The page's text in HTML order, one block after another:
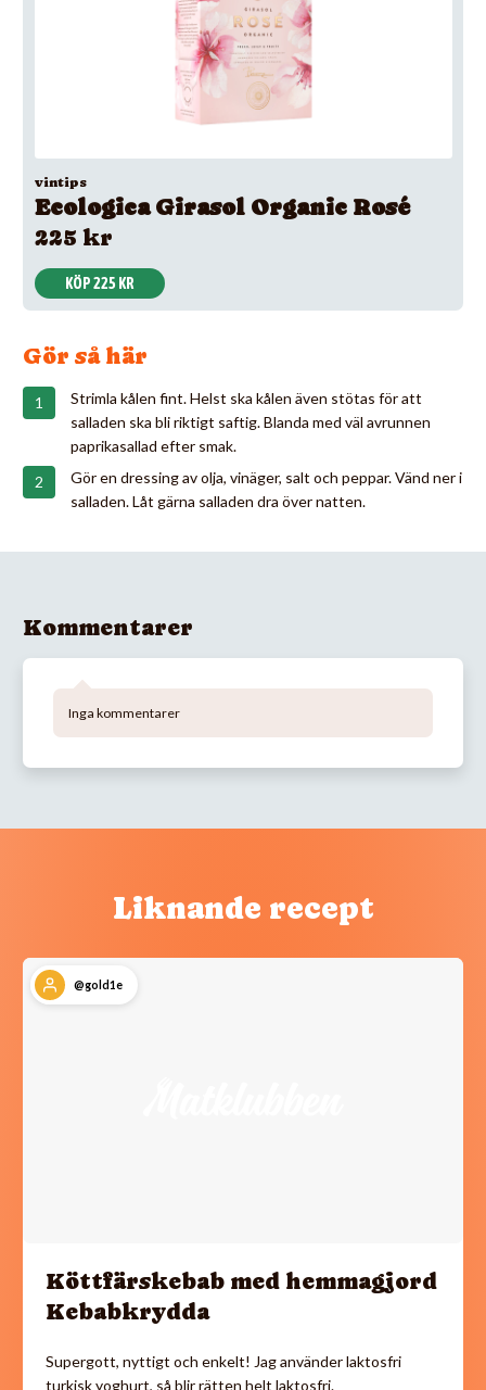
vintips
Ecologica Girasol Organic Rosé
225 kr
KÖP 225 KR
Gör så här
Strimla kålen fint. Helst ska kålen även stötas för att
salladen ska bli riktigt saftig. Blanda med väl avrunnen
paprikasallad efter smak.
Gör en dressing av olja, vinäger, salt och peppar. Vänd ner i
salladen. Låt gärna salladen dra över natten.
Kommentarer
Inga kommentarer
Liknande recept
@gold1e
Köttfärskebab med hemmagjord
Kebabkrydda
Supergott, nyttigt och enkelt! Jag använder laktosfri
turkisk yoghurt, så blir rätten helt laktosfri.